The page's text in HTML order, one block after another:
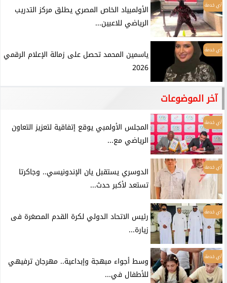
أي خدمة
الأولمبياد الخاص المصري يطلق مركز التدريب
الرياضي للاعبين...
أي خدمة
ياسمين المحمد تحصل على زمالة الإعلام الرقمي
2026
آخر الموضوعات
أي خدمة
المجلس الأولمبي يوقع إتفاقية لتعزيز التعاون
الرياضي مع...
أي خدمة
الدوسري يستقبل يان الإندونيسي.. وجاكرتا
تستعد لأكبر حدث...
أي خدمة
رئيس الاتحاد الدولي لكرة القدم المصغرة فى
زيارة...
أي خدمة
وسط أجواء مبهجة وإبداعية.. مهرجان ترفيهي
للأطفال في...